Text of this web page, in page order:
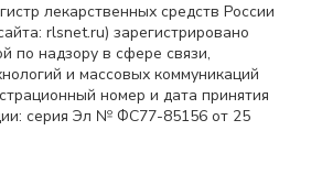
лекарственных средств России
rlsnet.ru) зарегистрировано
по надзору в сфере связи,
и массовых коммуникаций
номер и дата принятия
серия Эл № ФС77-85156 от 25